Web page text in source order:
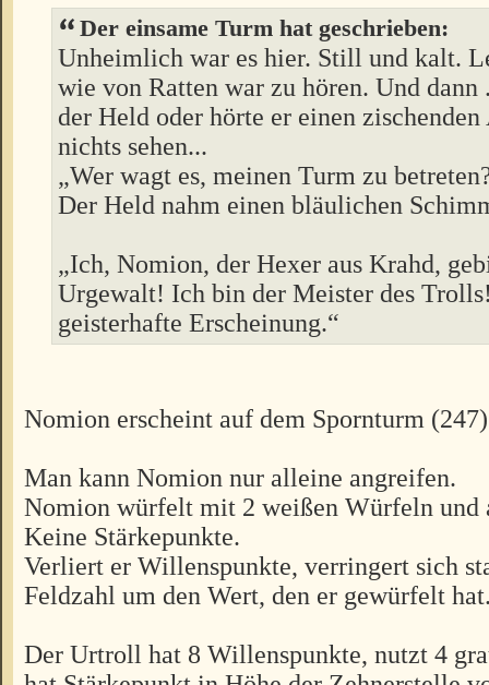
Der einsame Turm hat geschrieben:
Unheimlich war es hier. Still und kalt.
wie von Ratten war zu hören. Und dann
der Held oder hörte er einen
nichts sehen...
„Wer wagt es, meinen Turm zu
Der Held nahm einen bläulichen
„Ich, Nomion, der Hexer aus Krahd,
Urgewalt! Ich bin der Meister des
geisterhafte Erscheinung.“
Nomion erscheint auf dem Spornturm (247)
Man kann Nomion nur alleine angreifen.
Nomion würfelt mit 2 weißen Würfeln und
Keine Stärkepunkte.
Verliert er Willenspunkte, verringert sich
Feldzahl um den Wert, den er gewürfelt
Der Urtroll hat 8 Willenspunkte, nutzt 4